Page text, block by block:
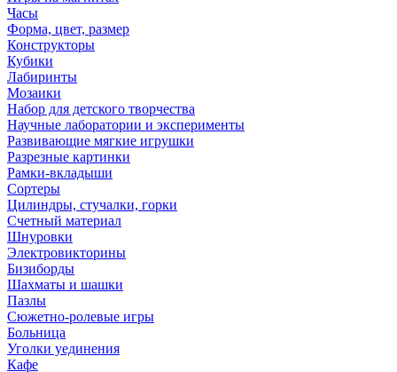
Часы
Форма, цвет, размер
Конструкторы
Кубики
Лабиринты
Мозаики
Набор для детского творчества
Научные лаборатории и эксперименты
Развивающие мягкие игрушки
Разрезные картинки
Рамки-вкладыши
Сортеры
Цилиндры, стучалки, горки
Счетный материал
Шнуровки
Электровикторины
Бизиборды
Шахматы и шашки
Пазлы
Сюжетно-ролевые игры
Больница
Уголки уединения
Кафе